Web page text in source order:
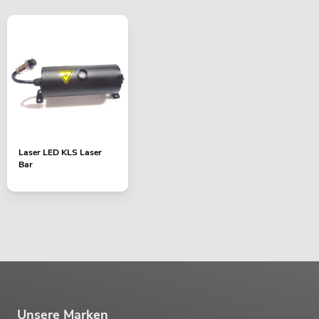
FX + M-3 Boxenhochständer
No. 20000173Artikel nicht mehr verfügbar
Boxenhochständer heavy, Alu sw
Laser LED KLS Laser
Bar
Unsere Marken